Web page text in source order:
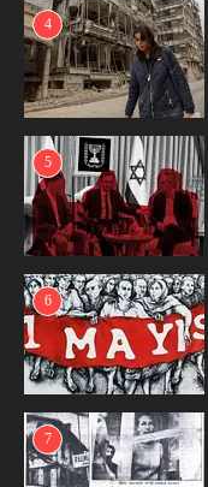
4
5
6
7